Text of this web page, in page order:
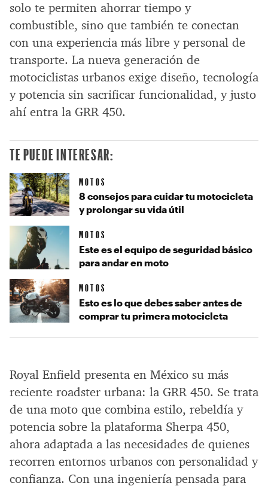
solo te permiten ahorrar tiempo y
combustible, sino que también te conectan
con una experiencia más libre y personal de
transporte. La nueva generación de
motociclistas urbanos exige diseño, tecnología
y potencia sin sacrificar funcionalidad, y justo
ahí entra la GRR 450.
Royal Enfield presenta en México su más
reciente roadster urbana: la GRR 450. Se trata
de una moto que combina estilo, rebeldía y
potencia sobre la plataforma Sherpa 450,
ahora adaptada a las necesidades de quienes
recorren entornos urbanos con personalidad y
confianza. Con una ingeniería pensada para
TE PUEDE INTERESAR:
MOTOS
8 consejos para cuidar tu motocicleta
y prolongar su vida útil
MOTOS
Este es el equipo de seguridad básico
para andar en moto
MOTOS
Esto es lo que debes saber antes de
comprar tu primera motocicleta